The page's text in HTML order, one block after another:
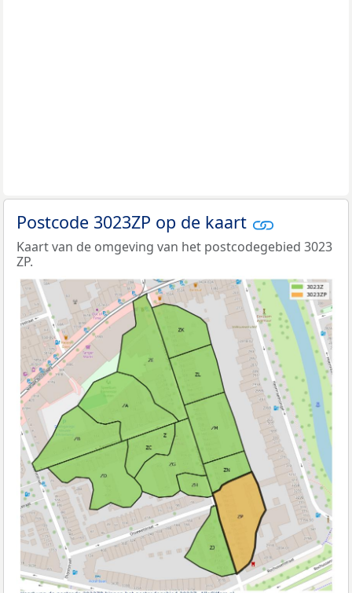
Postcode 3023ZP op de kaart
Kaart van de omgeving van het postcodegebied 3023
ZP.